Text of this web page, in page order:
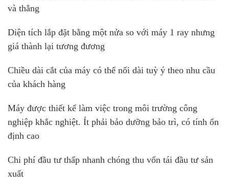
và thẳng
Diện tích lắp đặt bằng một nửa so với máy 1 ray nhưng
giá thành lại tương đương
Chiều dài cắt của máy có thể nối dài tuỳ ý theo nhu cầu
của khách hàng
Máy được thiết kế làm việc trong môi trường công
nghiệp khắc nghiệt. Ít phải bảo dưỡng bảo trì, có tính ổn
định cao
Chi phí đầu tư thấp nhanh chóng thu vốn tái đầu tư sản
xuất